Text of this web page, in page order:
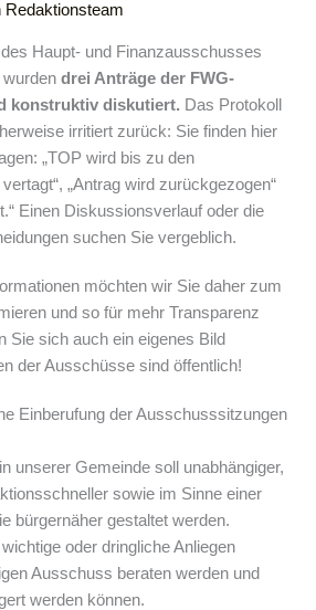
Redaktionsteam
Haupt- und Finanzausschusses
wurdendrei Anträge der FWG-
konstruktiv diskutiert. Das Protokoll
irritiert zurück: Sie finden hier
„TOP wird bis zu den
„Antrag wird zurückgezogen“
Einen Diskussionsverlauf oder die
suchen Sie vergeblich.
möchten wir Sie daher zum
und so für mehr Transparenz
Sie sich auch ein eigenes Bild
der Ausschüsse sind öffentlich!
Einberufung der Ausschusssitzungen
unserer Gemeinde soll unabhängiger,
sowie im Sinne einer
bürgernäher gestaltet werden.
oder dringliche Anliegen
Ausschuss beraten werden und
werden können.